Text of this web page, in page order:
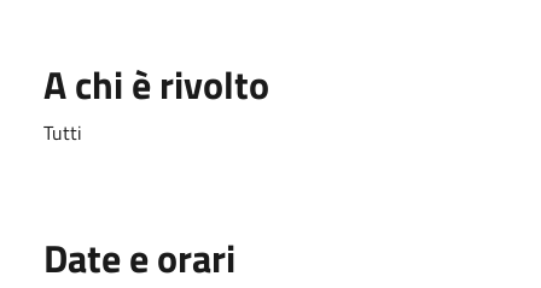
A chi è rivolto
Tutti
Date e orari